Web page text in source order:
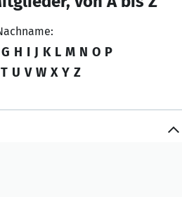
G H I J K L M N O P
T U V W X Y Z